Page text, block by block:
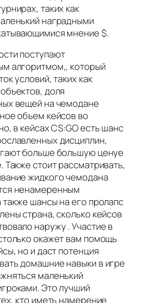
таких как
наградными
мнение $.
поступают
алгоритмом,, который
условий, таких как
доля
вещей на чемодане
объем кейсов во
в кейсах CS:GO есть шанс
дисциплин,
больше большую ценуе
стоит рассматривать,
жидкого чемодана
ненамеренным
шансы на его пролапс
страна, сколько кейсов
наружу . Участие в
окажет вам помощь
но и даст потенция
домашние навыки в игре
маленький
Это лучший
кто иметь намерение